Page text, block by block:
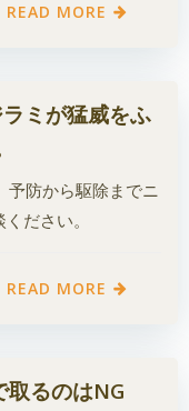
READ MORE
ミが猛威をふ
予防から駆除までニ
ださい。
READ MORE
るのはNG